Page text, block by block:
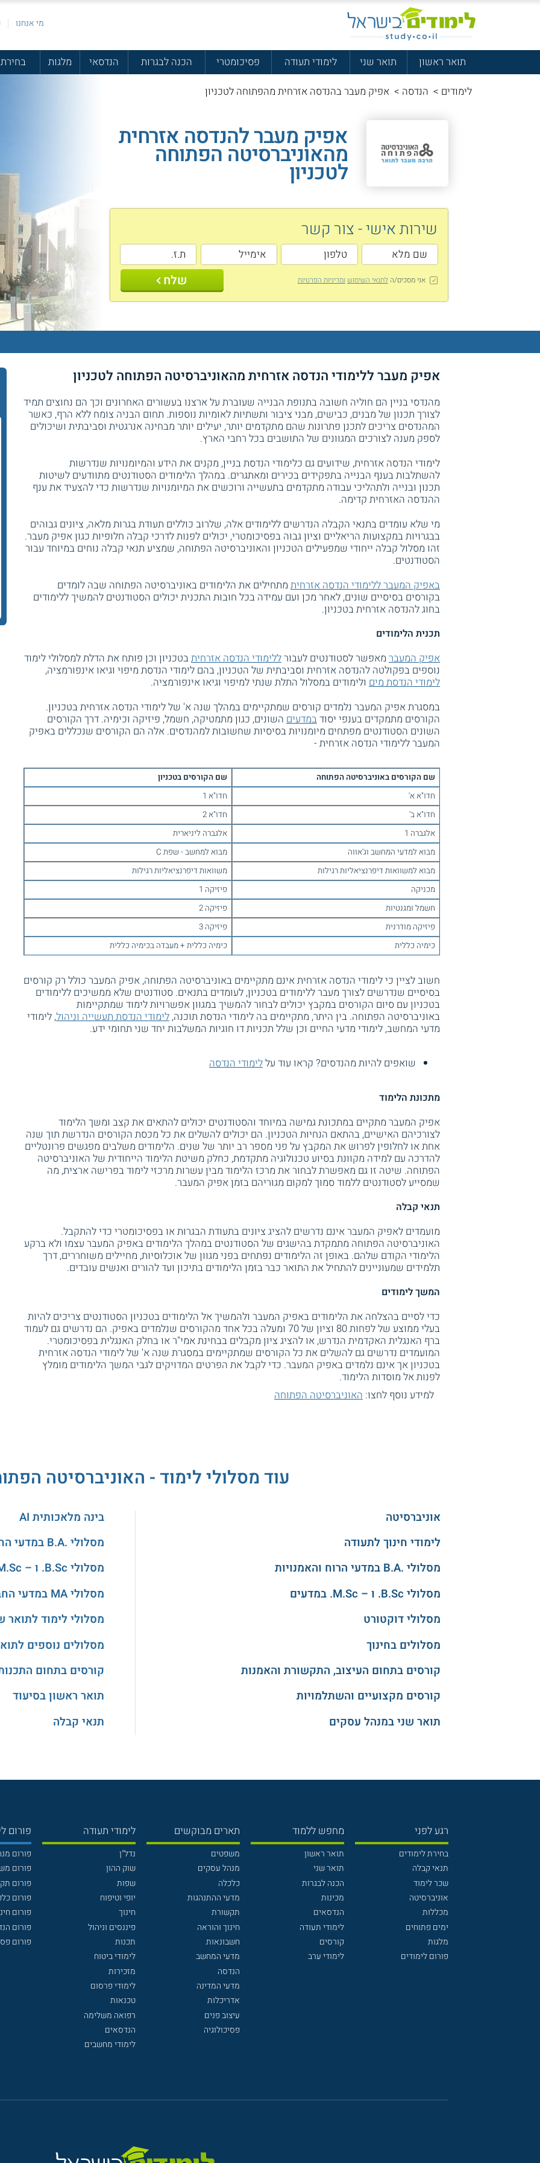
מי אנחנו
תואר ראשון תואר שני לימודי תעודה פסיכומטרי הכנה לבגרות הנדסאי מלגות
לימודים > הנדסה > אפיק מעבר בהנדסה אזרחית מהפתוחה לטכניון
אפיק מעבר להנדסה אזרחית
מהאוניברסיטה הפתוחה
לטכניון
שירות אישי - צור קשר
אני מסכים/הלתנאי השימוש ומדיניות הפרטיות שלח
אפיק מעבר ללימודי הנדסה אזרחית מהאוניברסיטה הפתוחה לטכניון
מהנדסי בניין הם חוליה חשובה בתנופת הבנייה שעוברת על ארצנו בעשורים האחרונים וכך הם נחוצים תמיד
לצורך תכנון של מבנים, כבישים, מבני ציבור ותשתיות לאומיות נוספות. תחום הבניה צומח ללא הרף, כאשר
המהנדסים צריכים לתכנן פתרונות שהם מתקדמים יותר, יעילים יותר מבחינה אנרגטית וסביבתית ושיכולים
לספק מענה לצורכים המגוונים של התושבים בכל רחבי הארץ.
לימודי הנדסה אזרחית, שידועים גם כלימודי הנדסת בניין, מקנים את הידע והמיומנויות שנדרשות
להשתלבות בענף הבנייה בתפקידים בכירים ומאתגרים. במהלך הלימודים הסטודנטים מתוודעים לשיטות
תכנון ובנייה ולתהליכי עבודה מתקדמים בתעשייה ורוכשים את המיומנויות שנדרשות כדי להצעיד את ענף
ההנדסה האזרחית קדימה.
מי שלא עומדים בתנאי הקבלה הנדרשים ללימודים אלה, שלרוב כוללים תעודת בגרות מלאה, ציונים גבוהים
בבגרויות במקצועות הריאליים וציון גבוה בפסיכומטרי, יכולים לפנות לדרכי קבלה חלופיות כגון אפיק מעבר.
זהו מסלול קבלה ייחודי שמפעילים הטכניון והאוניברסיטה הפתוחה, שמציע תנאי קבלה נוחים במיוחד עבור
הסטודנטים.
באפיק המעבר ללימודי הנדסה אזרחית מתחילים את הלימודים באוניברסיטה הפתוחה שבה לומדים
בקורסים בסיסיים שונים, לאחר מכן ועם עמידה בכל חובות התכנית יכולים הסטודנטים להמשיך ללימודים
בחוג להנדסה אזרחית בטכניון.
תכנית הלימודים
אפיק המעבר מאפשר לסטודנטים לעבורללימודי הנדסה אזרחיתבטכניון וכן פותח את הדלת למסלולי לימוד
נוספים בפקולטה להנדסה אזרחית וסביבתית של הטכניון, בהם לימודי הנדסת מיפוי וגיאו אינפורמציה,
לימודי הנדסת מים ולימודים במסלול התלת שנתי למיפוי וגיאו אינפורמציה.
במסגרת אפיק המעבר נלמדים קורסים שמתקיימים במהלך שנה א' של לימודי הנדסה אזרחית בטכניון.
הקורסים מתמקדים בענפי יסודבמדעים השונים, כגון מתמטיקה, חשמל, פיזיקה וכימיה. דרך הקורסים
השונים הסטודנטים מפתחים מיומנויות בסיסיות שחשובות למהנדסים. אלה הם הקורסים שנכללים באפיק
המעבר ללימודי הנדסה אזרחית -
שם הקורסים באוניברסיטה הפתוחה
שם הקורסים בטכניון
חדו"א א'
חדו"א 1
חדו"א ב'
חדו"א 2
אלגברה 1
אלגברה ליניארית
מבוא למדעי המחשב וג'אווה
מבוא למחשב - שפת C
מבוא למשוואות דיפרנציאליות רגילות
משוואות דיפרנציאליות רגילות
מכניקה
פיזיקה 1
חשמל ומגנטיות
פיזיקה 2
פיזיקה מודרנית
פיזיקה 3
כימיה כללית
כימיה כללית + מעבדה בכימיה כללית
חשוב לציין כי לימודי הנדסה אזרחית אינם מתקיימים באוניברסיטה הפתוחה, אפיק המעבר כולל רק קורסים
בסיסיים שנדרשים לצורך מעבר ללימודים בטכניון, לעומדים בתנאים. סטודנטים שלא ממשיכים ללימודים
בטכניון עם סיום הקורסים במקבץ יכולים לבחור להמשיך במגוון אפשרויות לימוד שמתקיימות
באוניברסיטה הפתוחה. בין היתר, מתקיימים בה לימודי הנדסת תוכנה, לימודי הנדסת תעשייה וניהול, לימודי
מדעי המחשב, לימודי מדעי החיים וכן שלל תכניות דו חוגיות המשלבות יחד שני תחומי ידע.
שואפים להיות מהנדסים? קראו עוד עללימודי הנדסה
מתכונת הלימוד
אפיק המעבר מתקיים במתכונת גמישה במיוחד והסטודנטים יכולים להתאים את קצב ומשך הלימוד
לצורכיהם האישיים, בהתאם הנחיות הטכניון. הם יכולים להשלים את כל מכסת הקורסים הנדרשת תוך שנה
אחת או לחלופין לפרוש את המקבץ על פני מספר רב יותר של שנים. הלימודים משלבים מפגשים פרונטליים
להדרכה עם למידה מקוונת בסיוע טכנולוגיה מתקדמת, כחלק משיטת הלימוד הייחודית של האוניברסיטה
הפתוחה. שיטה זו גם מאפשרת לבחור את מרכז הלימוד מבין עשרות מרכזי לימוד בפרישה ארצית, מה
שמסייע לסטודנטים ללמוד סמוך למקום מגוריהם בזמן אפיק המעבר.
תנאי קבלה
מועמדים לאפיק המעבר אינם נדרשים להציג ציונים בתעודת הבגרות או בפסיכומטרי כדי להתקבל.
האוניברסיטה הפתוחה מתמקדת בהישגים של הסטודנטים במהלך הלימודים באפיק המעבר עצמו ולא ברקע
הלימודי הקודם שלהם. באופן זה הלימודים נפתחים בפני מגוון של אוכלוסיות, מחיילים משוחררים, דרך
תלמידים שמעוניינים להתחיל את התואר כבר בזמן הלימודים בתיכון ועד להורים ואנשים עובדים.
המשך לימודים
כדי לסיים בהצלחה את הלימודים באפיק המעבר ולהמשיך אל הלימודים בטכניון הסטודנטים צריכים להיות
בעלי ממוצע של לפחות 80 וציון של 70 ומעלה בכל אחד מהקורסים שנלמדים באפיק. הם נדרשים גם לעמוד
ברף האנגלית האקדמית הנדרש, או להציג ציון מקבלים בבחינת אמי"ר או בחלק האנגלית בפסיכומטרי.
המועמדים נדרשים גם להשלים את כל הקורסים שמתקיימים במסגרת שנה א' של לימודי הנדסה אזרחית
בטכניון אך אינם נלמדים באפיק המעבר. כדי לקבל את הפרטים המדויקים לגבי המשך הלימודים מומלץ
לפנות אל מוסדות הלימוד.
למידע נוסף לחצו: האוניברסיטה הפתוחה
עוד מסלולי לימוד - האוניברסיטה
אוניברסיטה
לימודי חינוך לתעודה
מסלולי .B.A במדעי הרוח והאמנויות
מסלולי B.Sc. ו – M.Sc. במדעים
מסלולי דוקטורט
מסלולים בחינוך
קורסים בתחום העיצוב, התקשורת והאמנות
קורסים מקצועיים והשתלמויות
תואר שני במנהל עסקים
בינה מלאכותית AI
מסלולי .B.A במדעי החברה
מסלולי B.Sc. ו – M.Sc. בהנדסה
מסלולי MA במדעי החברה
מסלולי לימוד לתואר
מסלולים נוספים
קורסים בתחום
תואר ראשון בסיעוד
תנאי קבלה
רגע לפני
בחירת לימודים
תנאי קבלה
שכר לימוד
אוניברסיטה
מכללות
ימים פתוחים
מלגות
פורום לימודים
מחפש ללמוד
תואר ראשון
תואר שני
הכנה לבגרות
מכינות
הנדסאים
לימודי תעודה
קורסים
לימודי ערב
תארים מבוקשים
משפטים
מנהל עסקים
כלכלה
מדעי ההתנהגות
תקשורת
חינוך והוראה
חשבונאות
מדעי המחשב
הנדסה
מדעי המדינה
אדריכלות
עיצוב פנים
פסיכולוגיה
לימודי תעודה
נדל"ן
שוק ההון
שפות
יופי וטיפוח
חינוך
פיננסים וניהול
תכנות
לימודי ביטוח
מזכירות
לימודי פרסום
טכנאות
רפואה משלימה
הנדסאים
לימודי מחשבים
פורום
פורום
פורום
פורום
פורום
פורום
פורום
פורום